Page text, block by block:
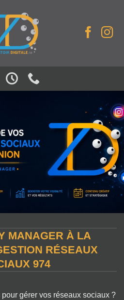
MANAGER À LA
RÉSEAUX
974
gérer vos réseaux sociaux ?